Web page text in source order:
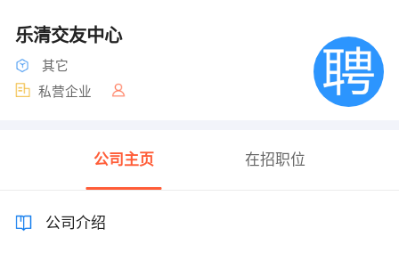
乐清交友中心
其它
私营企业
公司主页 在招职位
公司介绍